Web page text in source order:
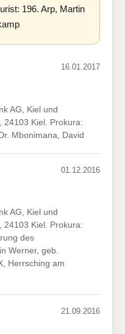
196. Arp, Martin
16.01.2017
AG, Kiel und
24103 Kiel. Prokura:
Mbonimana, David
01.12.2016
AG, Kiel und
24103 Kiel. Prokura:
des
Werner, geb.
Herrsching am
21.09.2016